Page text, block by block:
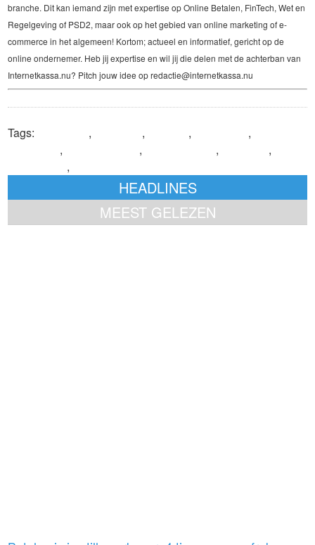
branche. Dit kan iemand zijn met expertise op Online Betalen, FinTech, Wet en
Regelgeving of PSD2, maar ook op het gebied van online marketing of e-
commerce in het algemeen! Kortom; actueel en informatief, gericht op de
online ondernemer. Heb jij expertise en wil jij die delen met de achterban van
Internetkassa.nu? Pitch jouw idee op redactie@internetkassa.nu
Tags: , , , ,
, , ,
,
,
HEADLINES
MEEST GELEZEN